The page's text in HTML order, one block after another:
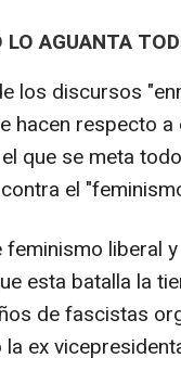
AGUANTA
los discursos
hacen respecto
que se meta
el
feminismo liberal
esta batalla la
de fascistas
ex